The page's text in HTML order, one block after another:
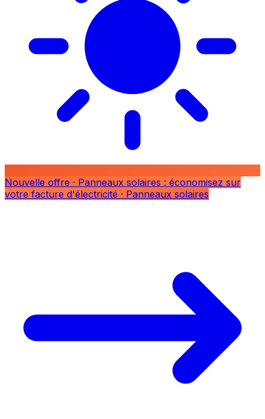
Nouvelle offre · Panneaux solaires : économisez sur
votre facture d'électricité · Panneaux solaires